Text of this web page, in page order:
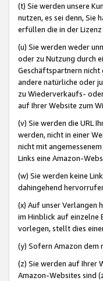
(t) Sie werden unsere
nutzen, es sei denn, Sie
erfüllen die in der
(u) Sie werden weder
oder zu Nutzung durch
Geschäftspartnern
andere natürliche oder
zu Wiederverkaufs-
auf Ihrer Website zum
(v) Sie werden die URL
werden, nicht in einer
nicht mit
Links eine Amazon-
(w) Sie werden keine
dahingehend
(x) Auf unser Verlangen
im Hinblick auf einzelne
vorlegen, stellt dies
(y) Sofern Amazon dem
(z) Sie werden auf Ihrer
Amazon-Websites sind